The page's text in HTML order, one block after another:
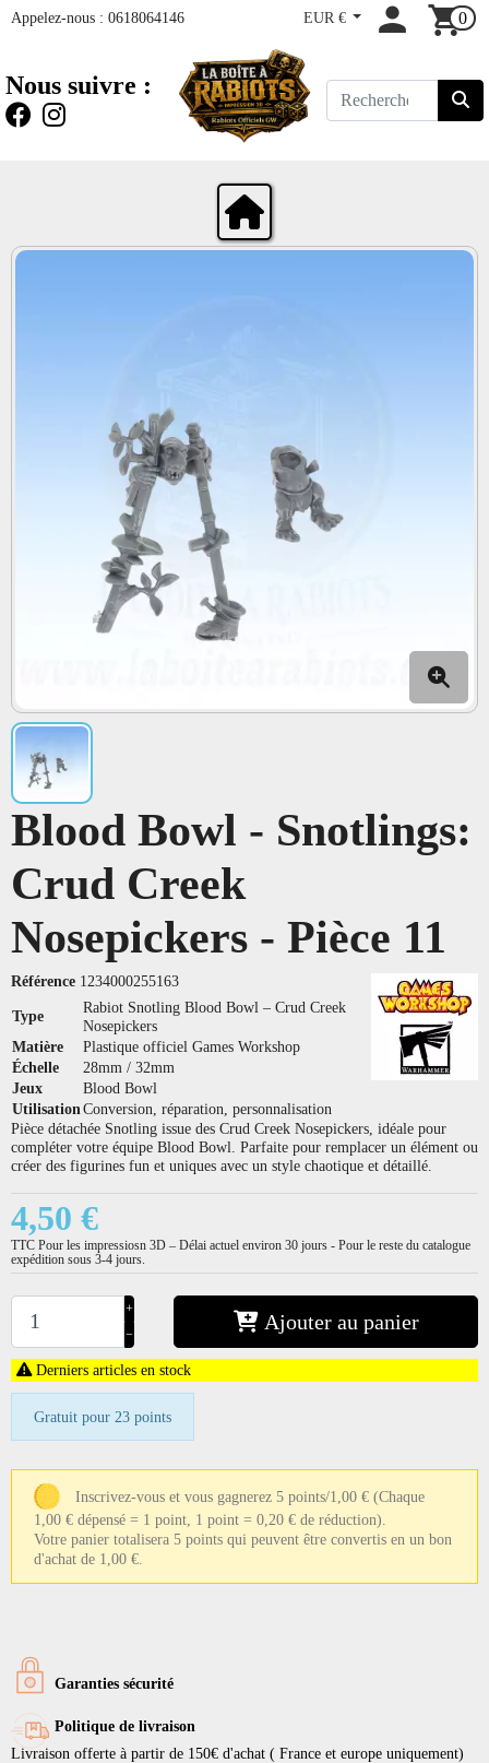
Appelez-nous : 0618064146 EUR € 0
Nous suivre :
Blood Bowl - Snotlings:
Crud Creek
Nosepickers - Pièce 11
Référence 1234000255163
Type
Rabiot Snotling Blood Bowl – Crud Creek
Nosepickers
Matière
Plastique officiel Games Workshop
Échelle
28mm / 32mm
Jeux
Blood Bowl
UtilisationConversion, réparation, personnalisation
Pièce détachée Snotling issue des Crud Creek Nosepickers, idéale pour
compléter votre équipe Blood Bowl. Parfaite pour remplacer un élément ou
créer des figurines fun et uniques avec un style chaotique et détaillé.
4,50 €
TTC Pour les impressiosn 3D – Délai actuel environ 30 jours - Pour le reste du catalogue
expédition sous 3-4 jours.
+
−
Ajouter au panier
Derniers articles en stock
Gratuit pour 23 points
Inscrivez-vous et vous gagnerez 5 points/1,00 € (Chaque
1,00 € dépensé = 1 point, 1 point = 0,20 € de réduction).
Votre panier totalisera 5 points qui peuvent être convertis en un bon
d'achat de 1,00 €.
Garanties sécurité
Politique de livraison
Livraison offerte à partir de 150€ d'achat ( France et europe uniquement)